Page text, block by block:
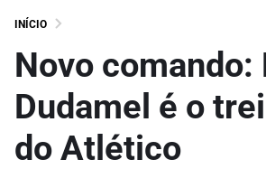
INÍCIO
Novo comando:
Dudamel é o
do Atlético